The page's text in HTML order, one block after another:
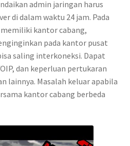
admin jaringan harus
di dalam waktu 24 jam. Pada
kantor cabang,
pada kantor pusat
saling interkoneksi. Dapat
dan keperluan pertukaran
lainnya. Masalah keluar apabila
kantor cabang berbeda